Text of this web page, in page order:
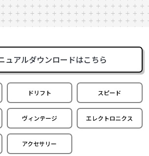
ュアルダウンロードはこちら
ドリフト スピード
ヴィンテージ エレクトロニクス
アクセサリー